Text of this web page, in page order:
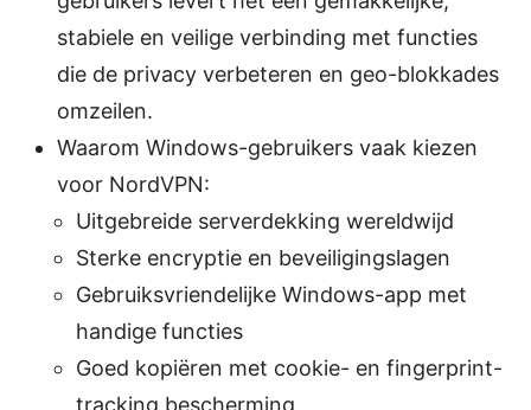
stabiele en veilige verbinding met functies
die de privacy verbeteren en geo-blokkades
omzeilen.
Waarom Windows-gebruikers vaak kiezen
voor NordVPN:
Uitgebreide serverdekking wereldwijd
Sterke encryptie en beveiligingslagen
Gebruiksvriendelijke Windows-app met
handige functies
Goed kopiëren met cookie- en fingerprint-
tracking bescherming